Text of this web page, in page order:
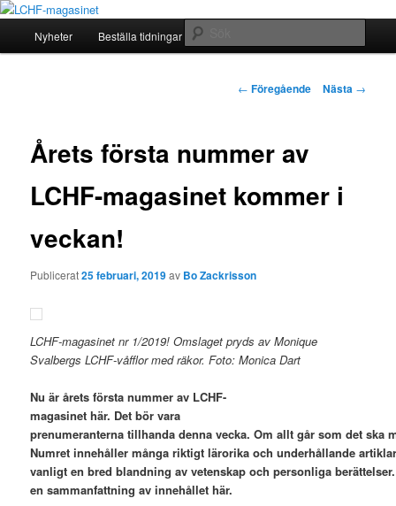
Hoppa
primärt
Allt om mat hälsa viktkontroll 2010-2020
Nyheter Beställa tidningar
Inläggsnavigering
← Föregående Nästa →
Årets första nummer av
LCHF-magasinet kommer i
veckan!
Publicerat25 februari, 2019av Bo Zackrisson
LCHF-magasinet nr 1/2019! Omslaget pryds av Monique
Svalbergs LCHF-våfflor med räkor. Foto: Monica Dart
Nu är årets första nummer av LCHF-
magasinet här. Det bör vara
prenumeranterna tillhanda denna vecka. Om allt går som det ska
Numret innehåller många riktigt lärorika och underhållande
vanligt en bred blandning av vetenskap och personliga
en sammanfattning av innehållet här.